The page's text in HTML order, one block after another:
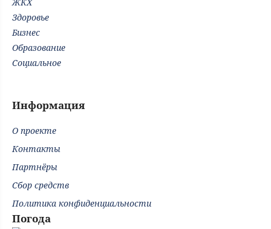
ЖКХ
Здоровье
Бизнес
Образование
Социальное
Информация
О проекте
Контакты
Партнёры
Сбор средств
Политика конфиденциальности
Погода